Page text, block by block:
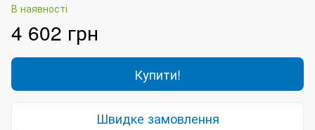
В наявності
4 602 грн
Купити!
Швидке замовлення